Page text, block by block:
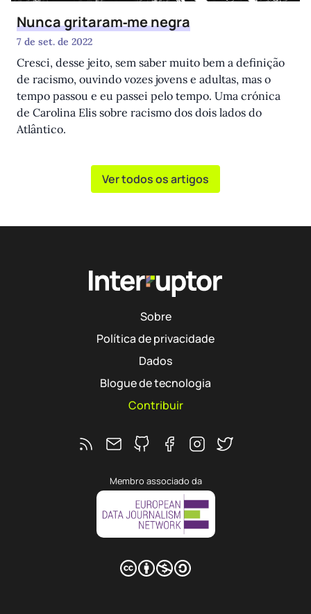
Nunca gritaram‑me negra
7 de set. de 2022
Cresci, desse jeito, sem saber muito bem a definição
de racismo, ouvindo vozes jovens e adultas, mas o
tempo passou e eu passei pelo tempo. Uma crónica
de Carolina Elis sobre racismo dos dois lados do
Atlântico.
Ver todos os artigos
Sobre
Política de privacidade
Dados
Blogue de tecnologia
Contribuir
Membro associado da
CC BY-NC-SA